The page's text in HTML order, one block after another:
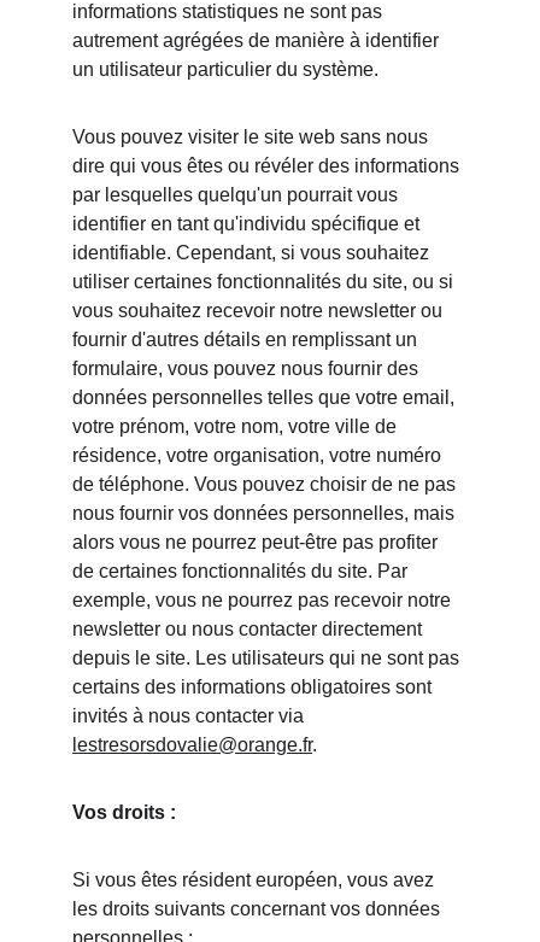
informations statistiques ne sont pas
autrement agrégées de manière à identifier
un utilisateur particulier du système.
Vous pouvez visiter le site web sans nous
dire qui vous êtes ou révéler des informations
par lesquelles quelqu'un pourrait vous
identifier en tant qu'individu spécifique et
identifiable. Cependant, si vous souhaitez
utiliser certaines fonctionnalités du site, ou si
vous souhaitez recevoir notre newsletter ou
fournir d'autres détails en remplissant un
formulaire, vous pouvez nous fournir des
données personnelles telles que votre email,
votre prénom, votre nom, votre ville de
résidence, votre organisation, votre numéro
de téléphone. Vous pouvez choisir de ne pas
nous fournir vos données personnelles, mais
alors vous ne pourrez peut-être pas profiter
de certaines fonctionnalités du site. Par
exemple, vous ne pourrez pas recevoir notre
newsletter ou nous contacter directement
depuis le site. Les utilisateurs qui ne sont pas
certains des informations obligatoires sont
invités à nous contacter via
lestresorsdovalie@orange.fr.
Vos droits :
Si vous êtes résident européen, vous avez
les droits suivants concernant vos données
personnelles :